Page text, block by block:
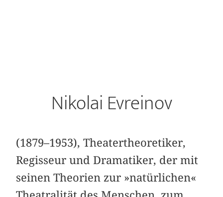
Nikolai Evreinov
(1879–1953), Theatertheoretiker,
Regisseur und Dramatiker, der mit
seinen Theorien zur »natürlichen«